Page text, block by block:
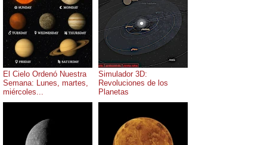
El Cielo Ordenó Nuestra
Semana: Lunes, martes,
miércoles...
Simulador 3D:
Revoluciones de los
Planetas